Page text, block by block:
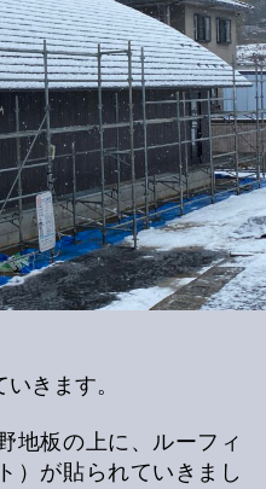
きます。
地板の上に、ルーフィ
）が貼られていきまし